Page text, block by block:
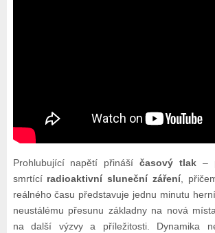
Prohlubující napětí přinášíčasový tlak –
smrtící radioaktivní sluneční záření,
reálného času představuje jednu minutu
neustálému přesunu základny na nová
na další výzvy a příležitosti. Dynamika